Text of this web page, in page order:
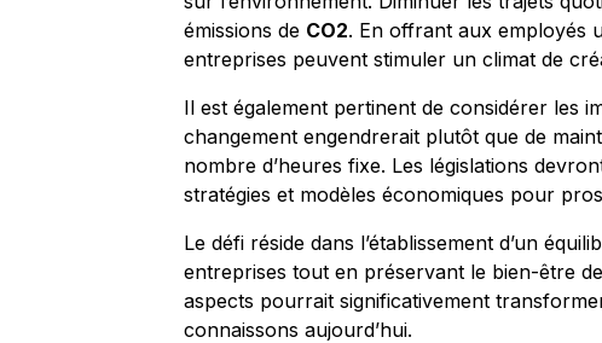
émissions de CO2. En offrant aux employés
entreprises peuvent stimuler un climat de
Il est également pertinent de considérer les
changement engendrerait plutôt que de
nombre d’heures fixe. Les législations
stratégies et modèles économiques pour
Le défi réside dans l’établissement d’un
entreprises tout en préservant le bien-être
aspects pourrait significativement
connaissons aujourd’hui.